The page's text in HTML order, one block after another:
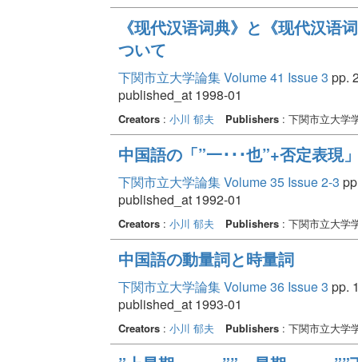
《现代汉语词典》と《现代汉语
ついて
下関市立大学論集 Volume 41 Issue 3 pp.
published_at 1998-01
Creators: 小川 郁夫 Publishers: 下関市立大学
中国語の「”一･･･也”+否定表現
下関市立大学論集 Volume 35 Issue 2-3
published_at 1992-01
Creators: 小川 郁夫 Publishers: 下関市立大学
中国語の動量詞と時量詞
下関市立大学論集 Volume 36 Issue 3 pp.
published_at 1993-01
Creators: 小川 郁夫 Publishers: 下関市立大学